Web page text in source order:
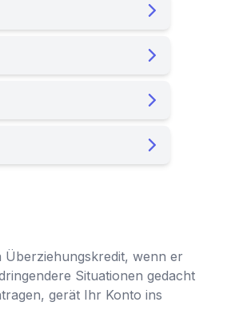
Überziehungskredit, wenn er
Situationen gedacht
gerät Ihr Konto ins